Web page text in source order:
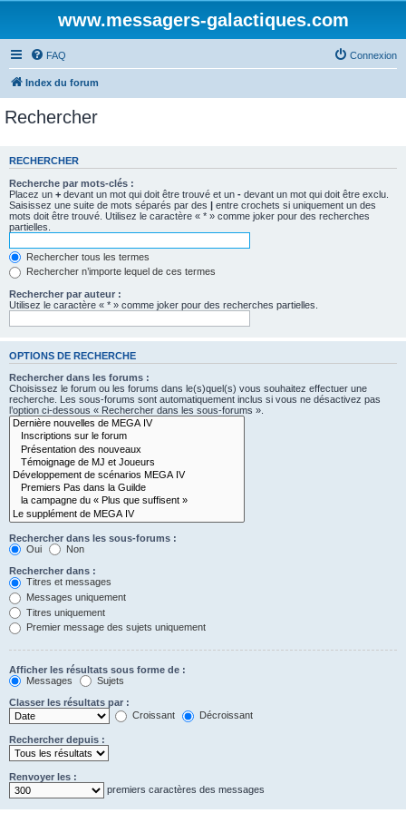
www.messagers-galactiques.com
FAQ Connexion
Index du forum
Rechercher
RECHERCHER
Recherche par mots-clés :
Placez un + devant un mot qui doit être trouvé et un - devant un mot qui doit être exclu.
Saisissez une suite de mots séparés par des | entre crochets si uniquement un des
mots doit être trouvé. Utilisez le caractère « * » comme joker pour des recherches
partielles.
Rechercher tous les termes
Rechercher n’importe lequel de ces termes
Rechercher par auteur :
Utilisez le caractère « * » comme joker pour des recherches partielles.
OPTIONS DE RECHERCHE
Rechercher dans les forums :
Choisissez le forum ou les forums dans le(s)quel(s) vous souhaitez effectuer une
recherche. Les sous-forums sont automatiquement inclus si vous ne désactivez pas
l’option ci-dessous « Rechercher dans les sous-forums ».
Rechercher dans les sous-forums :
Oui
Non
Rechercher dans :
Titres et messages
Messages uniquement
Titres uniquement
Premier message des sujets uniquement
Afficher les résultats sous forme de :
Messages
Sujets
Classer les résultats par :
Croissant
Décroissant
Rechercher depuis :
Renvoyer les :
premiers caractères des messages